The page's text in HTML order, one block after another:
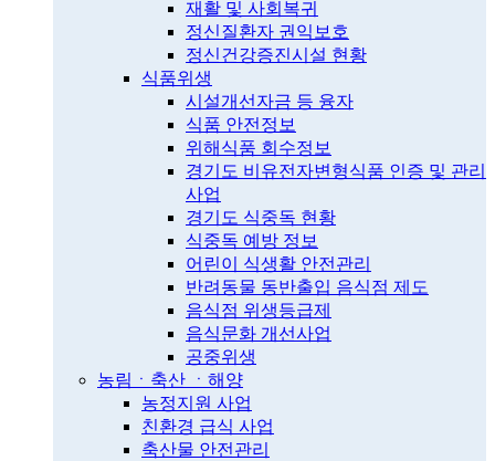
재활 및 사회복귀
정신질환자 권익보호
정신건강증진시설 현황
식품위생
시설개선자금 등 융자
식품 안전정보
위해식품 회수정보
경기도 비유전자변형식품 인증 및 관리
사업
경기도 식중독 현황
식중독 예방 정보
어린이 식생활 안전관리
반려동물 동반출입 음식점 제도
음식점 위생등급제
음식문화 개선사업
공중위생
농림ㆍ축산 ㆍ해양
농정지원 사업
친환경 급식 사업
축산물 안전관리